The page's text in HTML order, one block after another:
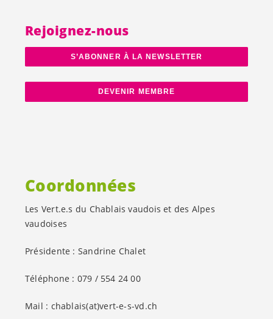
Rejoignez-nous
S’ABONNER À LA NEWSLETTER
DEVENIR MEMBRE
Coordonnées
Les Vert.e.s du Chablais vaudois et des Alpes
vaudoises
Présidente : Sandrine Chalet
Téléphone : 079 / 554 24 00
Mail : chablais(at)vert-e-s-vd.ch